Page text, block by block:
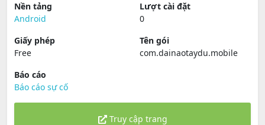
Nền tảng
Android
Lượt cài đặt
0
Giấy phép
Free
Tên gói
com.dainaotaydu.mobile
Báo cáo
Báo cáo sự cố
Truy cập trang